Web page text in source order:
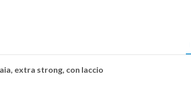
extra strong, con laccio